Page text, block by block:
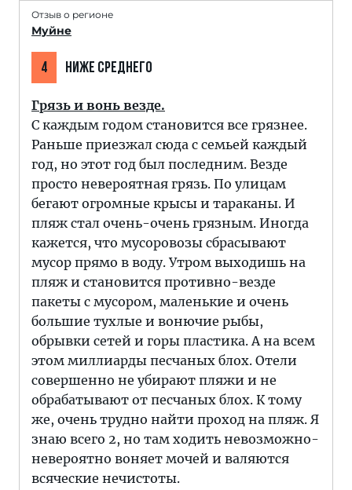
Отзыв о регионе
Муйне
4 НИЖЕ СРЕДНЕГО
Грязь и вонь везде.
С каждым годом становится все грязнее.
Раньше приезжал сюда с семьей каждый
год, но этот год был последним. Везде
просто невероятная грязь. По улицам
бегают огромные крысы и тараканы. И
пляж стал очень-очень грязным. Иногда
кажется, что мусоровозы сбрасывают
мусор прямо в воду. Утром выходишь на
пляж и становится противно-везде
пакеты с мусором, маленькие и очень
большие тухлые и вонючие рыбы,
обрывки сетей и горы пластика. А на всем
этом миллиарды песчаных блох. Отели
совершенно не убирают пляжи и не
обрабатывают от песчаных блох. К тому
же, очень трудно найти проход на пляж. Я
знаю всего 2, но там ходить невозможно-
невероятно воняет мочей и валяются
всяческие нечистоты.